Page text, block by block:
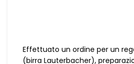
Effettuato un ordine per un
(birra Lauterbacher),